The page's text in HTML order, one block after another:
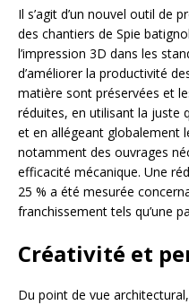
Il s’agit d’un nouvel outil de
des chantiers de Spie
l’impression 3D dans les
d’améliorer la productivité
matière sont préservées et
réduites, en utilisant la juste
et en allégeant globalement
notamment des ouvrages
efficacité mécanique. Une
25 % a été mesurée
franchissement tels qu’une
Créativité et
Du point de vue